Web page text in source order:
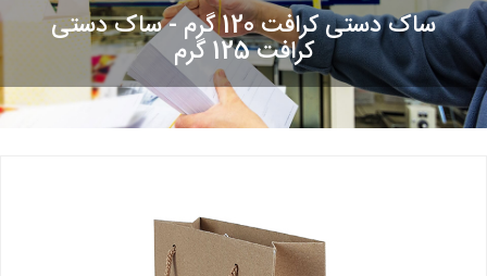
ساک دستی کرافت 120 گرم - ساک دستی
کرافت 125 گرم